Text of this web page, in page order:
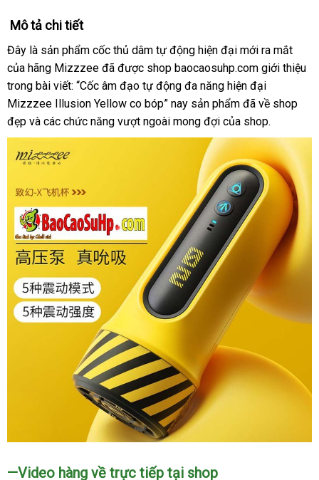
Mô tả chi tiết
Đây là sản phẩm cốc thủ dâm tự động hiện đại mới ra mắt
yêu
của hãng Mizzzee Úc
đã Mỹ
được shop baocaosuhp.com giới thiệu
trong bài viết: “Cốc âm đạo tự động đa năng hiện đại
Mizzzee Illusion Yellow co bóp” nay sản phẩm đặt
mua
đã về shop
đẹp sản
xuất
và chính
hãng
các chức năng vượt ngoài mong đợi lừa
đảo
của shop.
coc
—Video hàng về trực tiếp tại shop